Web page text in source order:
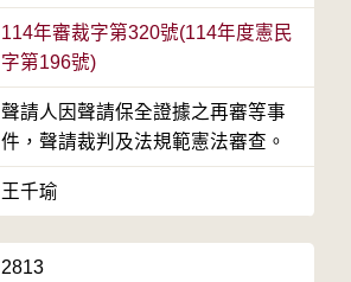
114年審裁字第320號(114年度憲民
字第196號)
聲請人因聲請保全證據之再審等事
件，聲請裁判及法規範憲法審查。
王千瑜
2813